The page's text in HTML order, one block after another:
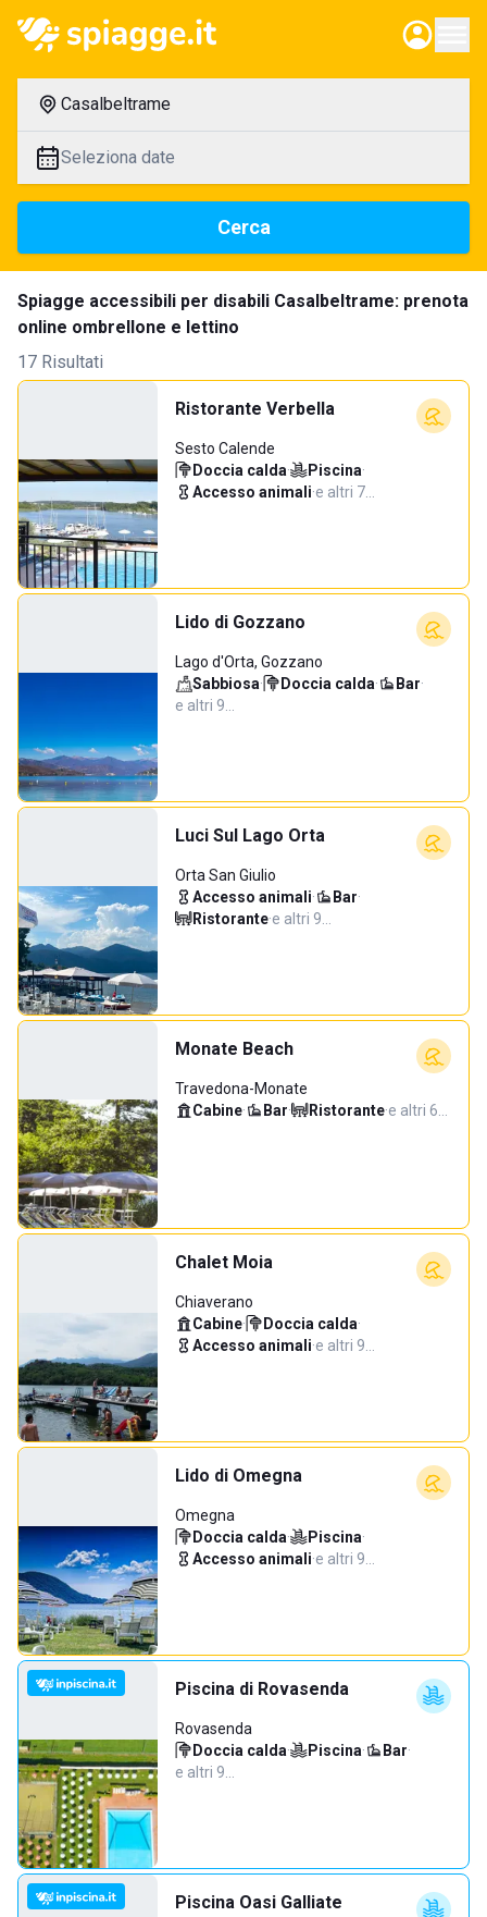
Casalbeltrame
Seleziona date
Cerca
Spiagge accessibili per disabili Casalbeltrame: prenota
online ombrellone e lettino
17 Risultati
Ristorante Verbella
Sesto Calende
Doccia calda· Piscina·
Accesso animali·e altri 7…
Lido di Gozzano
Lago d'Orta, Gozzano
Sabbiosa· Doccia calda· Bar·
e altri 9…
Luci Sul Lago Orta
Orta San Giulio
Accesso animali· Bar·
Ristorante·e altri 9…
Monate Beach
Travedona-Monate
Cabine· Bar· Ristorante·e altri 6…
Chalet Moia
Chiaverano
Cabine· Doccia calda·
Accesso animali·e altri 9…
Lido di Omegna
Omegna
Doccia calda· Piscina·
Accesso animali·e altri 9…
Piscina di Rovasenda
Rovasenda
Doccia calda· Piscina· Bar·
e altri 9…
Piscina Oasi Galliate